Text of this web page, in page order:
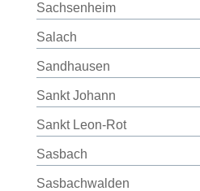
Sachsenheim
Salach
Sandhausen
Sankt Johann
Sankt Leon-Rot
Sasbach
Sasbachwalden